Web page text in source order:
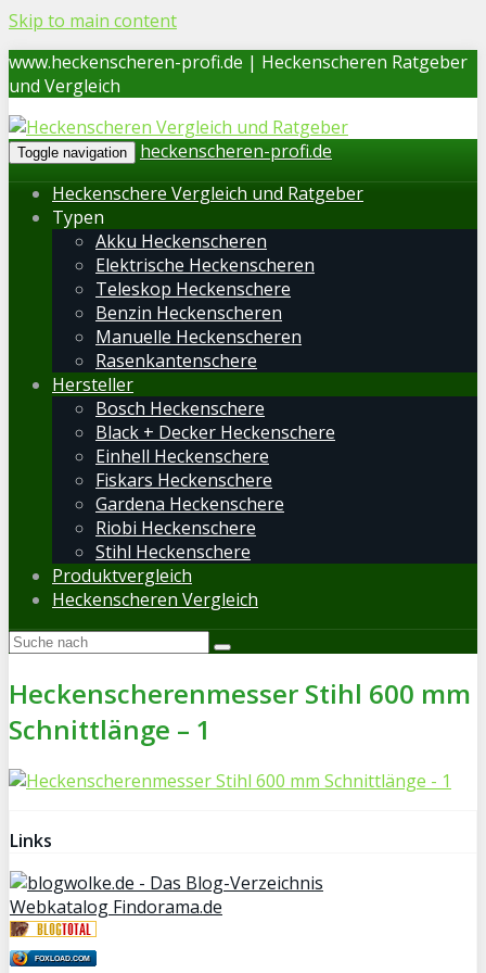
Skip to main content
www.heckenscheren-profi.de | Heckenscheren Ratgeber
und Vergleich
Toggle navigation
heckenscheren-profi.de
Heckenschere Vergleich und Ratgeber
Typen
Akku Heckenscheren
Elektrische Heckenscheren
Teleskop Heckenschere
Benzin Heckenscheren
Manuelle Heckenscheren
Rasenkantenschere
Hersteller
Bosch Heckenschere
Black + Decker Heckenschere
Einhell Heckenschere
Fiskars Heckenschere
Gardena Heckenschere
Riobi Heckenschere
Stihl Heckenschere
Produktvergleich
Heckenscheren Vergleich
Heckenscherenmesser Stihl 600 mm
Schnittlänge – 1
Links
Webkatalog Findorama.de
FOXLOAD.COM